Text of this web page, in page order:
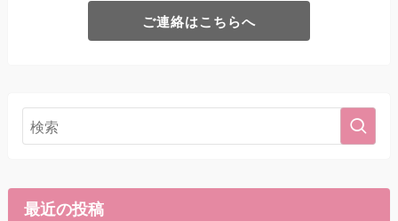
ご連絡はこちらへ
最近の投稿